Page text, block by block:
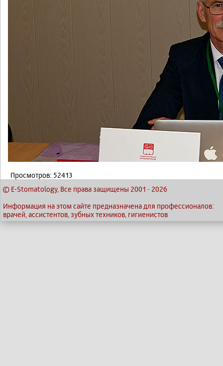
Просмотров: 52413
© E-Stomatology, Все права защищены 2001 - 2026
Информация на этом сайте предназначена для профессионалов:
врачей, ассистентов, зубных техников, гигиенистов